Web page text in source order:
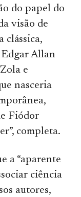
do papel do
visão de
clássica,
Allan
e
nasceria
Fiódor
completa.
a “aparente
ciência
autores,